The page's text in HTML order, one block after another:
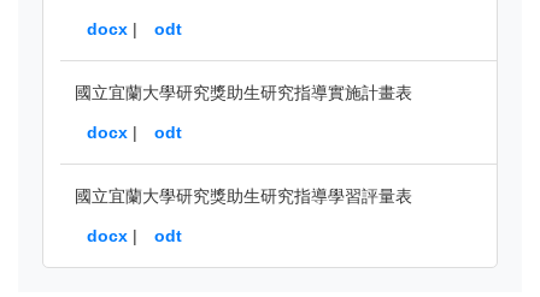
docx | odt
國立宜蘭大學研究獎助生研究指導實施計畫表
docx | odt
國立宜蘭大學研究獎助生研究指導學習評量表
docx | odt